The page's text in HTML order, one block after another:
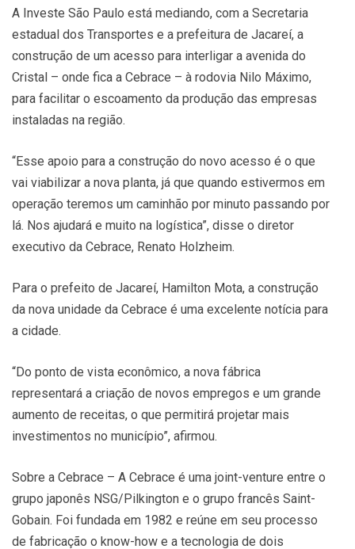
A Investe São Paulo está mediando, com a Secretaria
estadual dos Transportes e a prefeitura de Jacareí, a
construção de um acesso para interligar a avenida do
Cristal – onde fica a Cebrace – à rodovia Nilo Máximo,
para facilitar o escoamento da produção das empresas
instaladas na região.
“Esse apoio para a construção do novo acesso é o que
vai viabilizar a nova planta, já que quando estivermos em
operação teremos um caminhão por minuto passando por
lá. Nos ajudará e muito na logística”, disse o diretor
executivo da Cebrace, Renato Holzheim.
Para o prefeito de Jacareí, Hamilton Mota, a construção
da nova unidade da Cebrace é uma excelente notícia para
a cidade.
“Do ponto de vista econômico, a nova fábrica
representará a criação de novos empregos e um grande
aumento de receitas, o que permitirá projetar mais
investimentos no município”, afirmou.
Sobre a Cebrace – A Cebrace é uma joint-venture entre o
grupo japonês NSG/Pilkington e o grupo francês Saint-
Gobain. Foi fundada em 1982 e reúne em seu processo
de fabricação o know-how e a tecnologia de dois